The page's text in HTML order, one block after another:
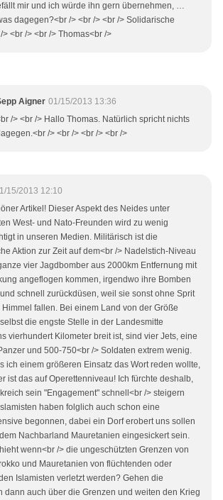
mir und ich würde ihn gern übernehmen, …
dagegen?<br /> <br /> <br /> Solidarische
> <br /> <br /> Thomas<br />
Aigner 01/15/2013 13:36
/> <br /> Hallo Thomas. Natürlich spricht nichts
/> <br /> <br /> <br />
15/2013 12:10
Artikel! Dieser Aspekt des Neides unter
West- und Nato-Freunden wird zu wenig
in unseren Medien. Militärisch ist die
Aktion zur Zeit auf dem<br /> Nadelstich-Niveau
vier Jagdbomber aus 2000km Entfernung mit
angeflogen kommen, irgendwo ihre Bomben
schnell zurückdüsen, weil sie sonst ohne Sprit
Himmel fallen. Bei einem Land von der Größe
die engste Stelle in der Landesmitte
vierhundert Kilometer breit ist, sind vier Jets, eine
und 500-750<br /> Soldaten extrem wenig.
ich einem größeren Einsatz das Wort reden wollte,
ist das auf Operettenniveau! Ich fürchte deshalb,
sein "Engagement" schnell<br /> steigern
haben folglich auch schon eine
begonnen, dabei ein Dorf erobert uns sollen
Nachbarland Mauretanien eingesickert sein.
wenn<br /> die ungeschützten Grenzen von
und Mauretanien von flüchtenden oder
Islamisten verletzt werden? Gehen die
dann auch über die Grenzen und weiten den Krieg